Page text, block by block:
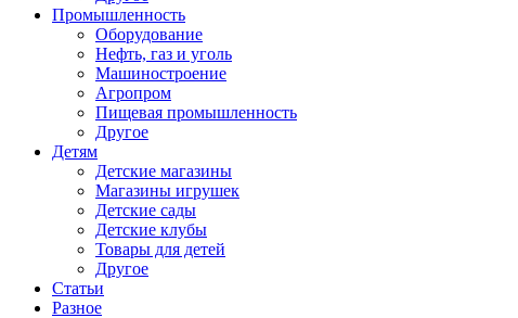
Промышленность
Оборудование
Нефть, газ и уголь
Машиностроение
Агропром
Пищевая промышленность
Другое
Детям
Детские магазины
Магазины игрушек
Детские сады
Детские клубы
Товары для детей
Другое
Статьи
Разное